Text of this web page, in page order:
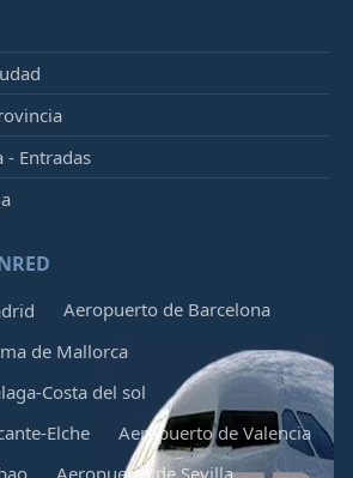
- Entradas
Aeropuerto de Barcelona
de Mallorca
Costa del sol
Elche
Aeropuerto de Valencia